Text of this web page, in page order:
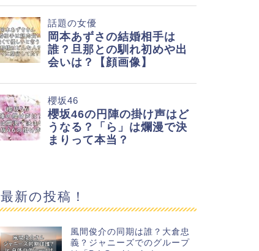
最新の投稿！
風間俊介の同期は誰？大倉忠
義？ジャニーズでのグループ